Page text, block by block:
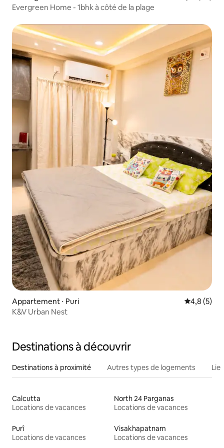
Evergreen Home - 1bhk à côté de la plage
Appartement ⋅ Puri Évaluation
4,8 (5)
K&V Urban Nest
Destinations à découvrir
Destinations à proximité Autres types de logements
Calcutta
Locations de vacances
North 24 Parganas
Locations de vacances
Purî
Locations de vacances
Visakhapatnam
Locations de vacances